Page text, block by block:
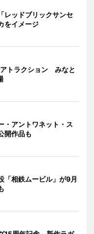
レッドブリックサンセ
をイメージ
トラクション みなと
・アントワネット・ス
開作品も
「相鉄ムービル」が9月